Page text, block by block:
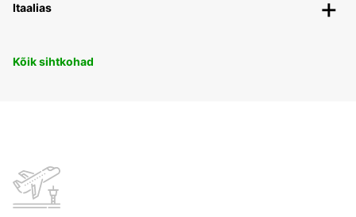
Itaalias
Kõik sihtkohad